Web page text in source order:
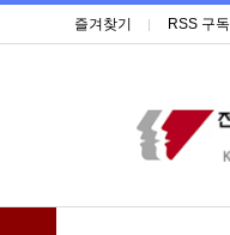
즐겨찾기 RSS 구독